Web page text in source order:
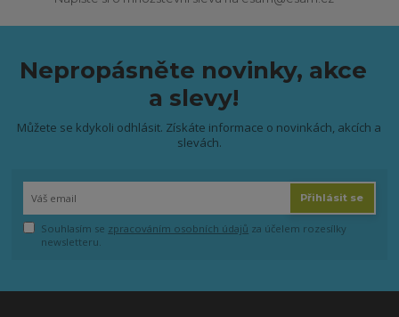
Nepropásněte novinky, akce
a slevy!
Můžete se kdykoli odhlásit. Získáte informace o novinkách, akcích a
slevách.
Přihlásit se
Souhlasím se zpracováním osobních údajů za účelem rozesílky
newsletteru.